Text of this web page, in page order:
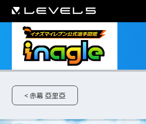
< 赤幕 亞里亞